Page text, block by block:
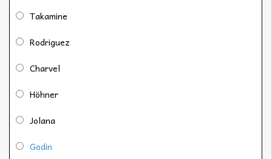
Takamine
Rodriguez
Charvel
Höhner
Jolana
Godin